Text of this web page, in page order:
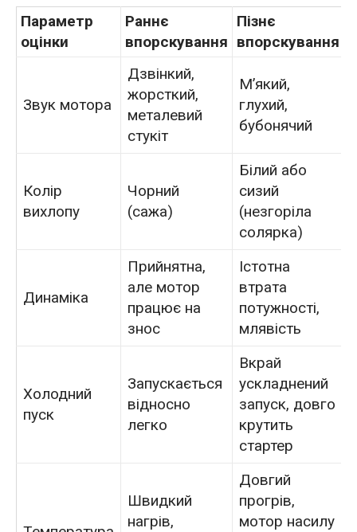
Параметр
оцінки
Раннє
впорскування
Пізнє
впорскування
Звук мотора
Дзвінкий,
жорсткий,
металевий
стукіт
М’який,
глухий,
бубонячий
Колір
вихлопу
Чорний
(сажа)
Білий або
сизий
(незгоріла
солярка)
Динаміка
Прийнятна,
але мотор
працює на
знос
Істотна
втрата
потужності,
млявість
Холодний
пуск
Запускається
відносно
легко
Вкрай
ускладнений
запуск, довго
крутить
стартер
Швидкий
нагрів,
Довгий
прогрів,
мотор насилу